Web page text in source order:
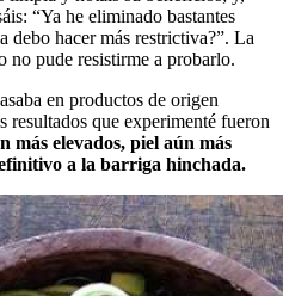
“Ya he eliminado bastantes
debo hacer más restrictiva?”. La
no pude resistirme a probarlo.
en productos de origen
resultados que experimenté fueron
más elevados, piel aún más
a la barriga hinchada.